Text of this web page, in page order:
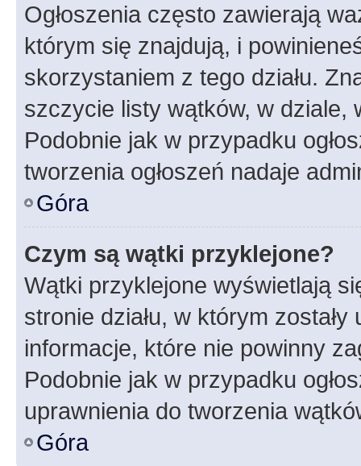
Ogłoszenia często zawierają
którym się znajdują, i
skorzystaniem z tego działu.
szczycie listy wątków, w dziale,
Podobnie jak w przypadku
tworzenia ogłoszeń nadaje
Góra
Czym są wątki przyklejone?
Wątki przyklejone wyświetlają
stronie działu, w którym
informacje, które nie powinny
Podobnie jak w przypadku
uprawnienia do tworzenia
Góra